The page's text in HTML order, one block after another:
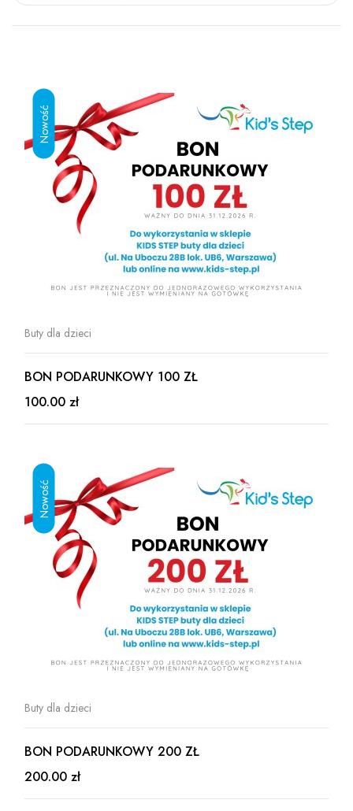
Buty dla dzieci
BON PODARUNKOWY 100 ZŁ
100.00 zł
Buty dla dzieci
BON PODARUNKOWY 200 ZŁ
200.00 zł